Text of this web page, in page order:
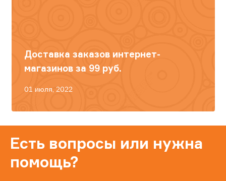
Доставка заказов интернет-
магазинов за 99 руб.
01 июля, 2022
Есть вопросы или нужна
помощь?